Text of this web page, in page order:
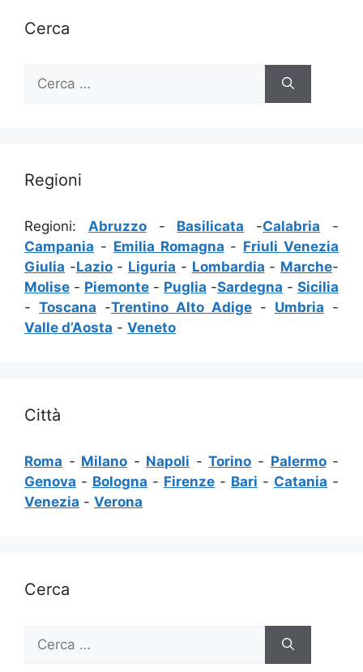
Cerca
per:
Regioni
Regioni: Abruzzo- Basilicata -Calabria -
Campania - Emilia Romagna - Friuli Venezia
Giulia -Lazio- Liguria - Lombardia - Marche-
Molise - Piemonte - Puglia -Sardegna - Sicilia
- Toscana -Trentino Alto Adige - Umbria -
Valle d’Aosta - Veneto
Città
Roma - Milano - Napoli -Torino - Palermo-
Genova - Bologna - Firenze - Bari - Catania -
Venezia - Verona
Cerca
per: